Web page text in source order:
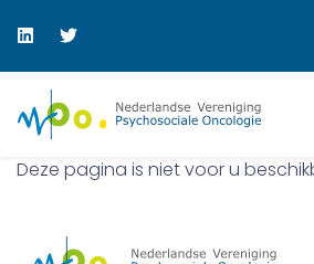
Deze pagina is niet voor u